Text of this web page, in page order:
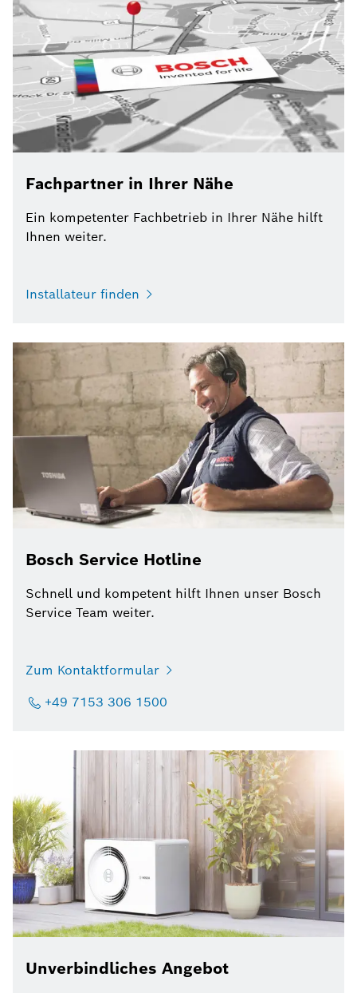
Fachpartner in Ihrer Nähe
Ein kompetenter Fachbetrieb in Ihrer Nähe hilft
Ihnen weiter.
Installateur finden
Bosch Service Hotline
Schnell und kompetent hilft Ihnen unser Bosch
Service Team weiter.
Zum Kontaktformular
+49 7153 306 1500
Unverbindliches Angebot